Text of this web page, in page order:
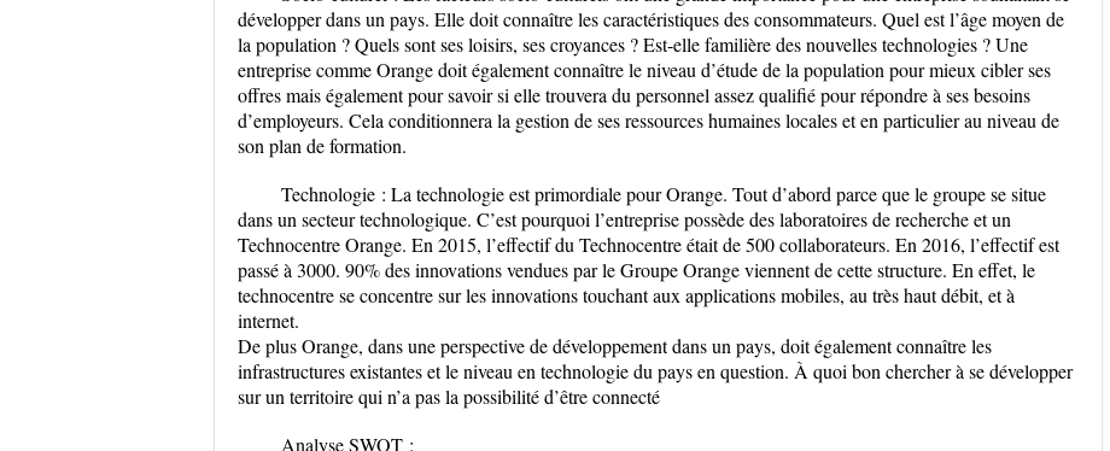
développer dans un pays. Elle doit connaître les caractéristiques des consommateurs. Quel est l’âge moyen de
la population ? Quels sont ses loisirs, ses croyances ? Est-elle familière des nouvelles technologies ? Une
entreprise comme Orange doit également connaître le niveau d’étude de la population pour mieux cibler ses
offres mais également pour savoir si elle trouvera du personnel assez qualifié pour répondre à ses besoins
d’employeurs. Cela conditionnera la gestion de ses ressources humaines locales et en particulier au niveau de
son plan de formation.
Technologie : La technologie est primordiale pour Orange. Tout d’abord parce que le groupe se situe
dans un secteur technologique. C’est pourquoi l’entreprise possède des laboratoires de recherche et un
Technocentre Orange. En 2015, l’effectif du Technocentre était de 500 collaborateurs. En 2016, l’effectif est
passé à 3000. 90% des innovations vendues par le Groupe Orange viennent de cette structure. En effet, le
technocentre se concentre sur les innovations touchant aux applications mobiles, au très haut débit, et à
internet.
De plus Orange, dans une perspective de développement dans un pays, doit également connaître les
infrastructures existantes et le niveau en technologie du pays en question. À quoi bon chercher à se développer
sur un territoire qui n’a pas la possibilité d’être connecté
Analyse SWOT :